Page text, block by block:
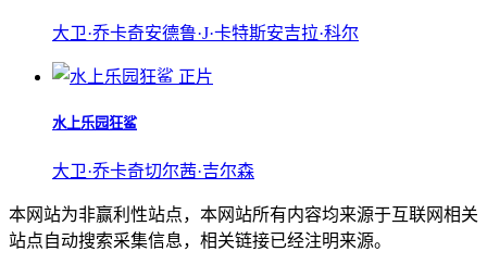
大卫·乔卡奇安德鲁·J·卡特斯安吉拉·科尔
正片
水上乐园狂鲨
大卫·乔卡奇切尔茜·吉尔森
本网站为非赢利性站点，本网站所有内容均来源于互联网相关
站点自动搜索采集信息，相关链接已经注明来源。